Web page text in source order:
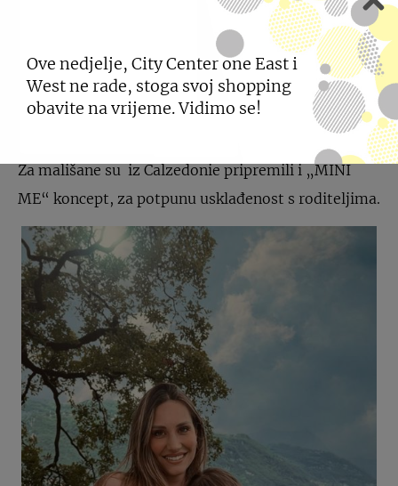
Za mališane su iz Calzedonie pripremili i „MINI
ME“ koncept, za potpunu usklađenost s roditeljima.
Ove nedjelje, City Center one East i
West ne rade, stoga svoj shopping
obavite na vrijeme. Vidimo se!